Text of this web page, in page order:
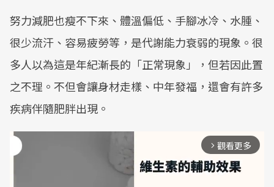
努力減肥也瘦不下來、體溫偏低、手腳冰冷、水腫、
很少流汗、容易疲勞等，是代謝能力衰弱的現象。很
多人以為這是年紀漸長的「正常現象」，但若因此置
之不理。不但會讓身材走樣、中年發福，還會有許多
疾病伴隨肥胖出現。
arrow_forward_ios 觀看更多